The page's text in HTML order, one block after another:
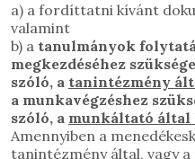
a) a fordíttatni kívánt
valamint
b) a tanulmányok
megkezdéséhez
szóló, a tanintézmény
a munkavégzéshez
szóló, a munkáltató
Amennyiben a
tanintézmény által, vagy